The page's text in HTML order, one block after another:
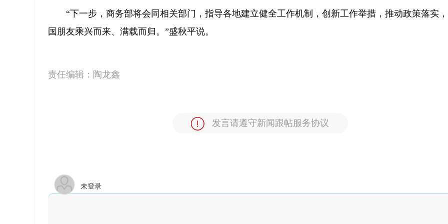
“下一步，商务部将会同相关部门，指导各地建立健全工作机制，创新工作举措，推动政策落实
国朋友乘兴而来、满载而归。”盛秋平说。
责任编辑： 陶龙鑫
发言请遵守新闻跟帖服务协议
未登录